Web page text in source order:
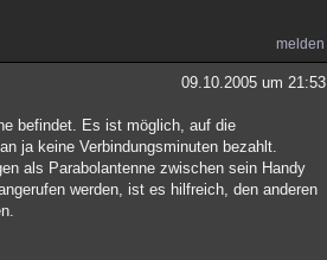
melden
09.10.2005 um 21:53
befindet. Es ist möglich, auf die
ja keine Verbindungsminuten bezahlt.
als Parabolantenne zwischen sein Handy
werden, ist es hilfreich, den anderen